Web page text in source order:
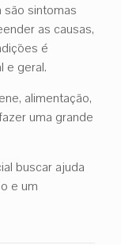
são sintomas
as causas,
é
e geral.
alimentação,
uma grande
buscar ajuda
e um